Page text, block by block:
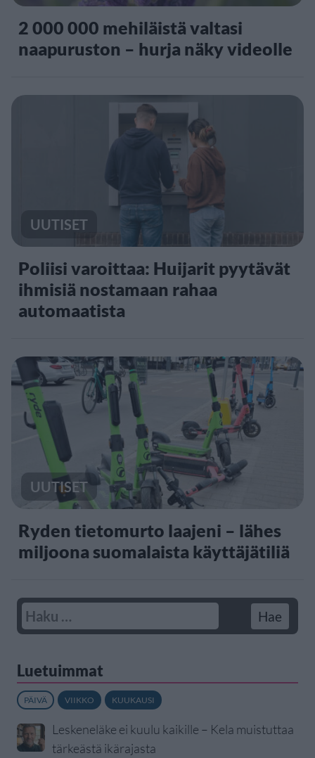
2 000 000 mehiläistä valtasi
naapuruston – hurja näky videolle
UUTISET
Poliisi varoittaa: Huijarit pyytävät
ihmisiä nostamaan rahaa
automaatista
UUTISET
Ryden tietomurto laajeni – lähes
miljoona suomalaista käyttäjätiliä
Luetuimmat
PÄIVÄ VIIKKO KUUKAUSI
Leskeneläke ei kuulu kaikille – Kela muistuttaa
tärkeästä ikärajasta